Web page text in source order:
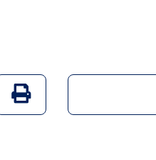
na social mediach
Generuj wersję PDF strony